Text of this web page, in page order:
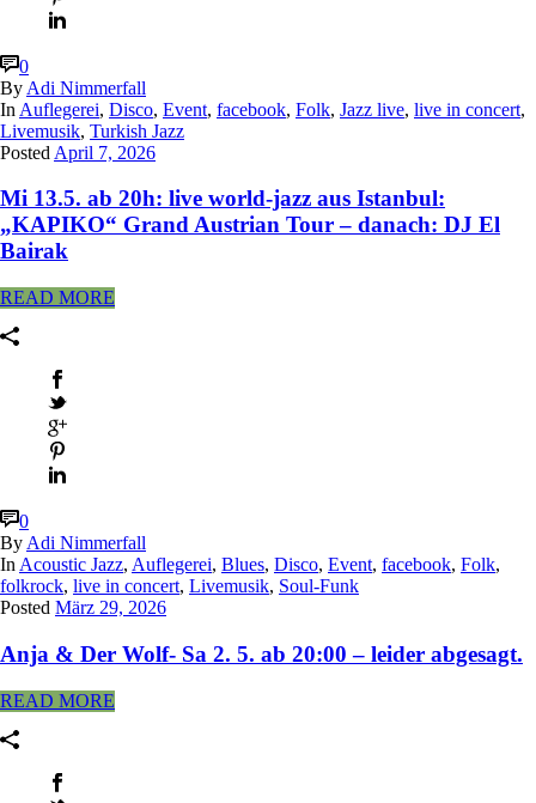
0
By Adi Nimmerfall
In Auflegerei, Disco, Event, facebook, Folk, Jazz live, live in concert,
Livemusik, Turkish Jazz
Posted April 7, 2026
Mi 13.5. ab 20h: live world-jazz aus Istanbul:
„KAPIKO“ Grand Austrian Tour – danach: DJ El
Bairak
READ MORE
0
By Adi Nimmerfall
In Acoustic Jazz, Auflegerei, Blues, Disco, Event, facebook, Folk,
folkrock, live in concert, Livemusik, Soul-Funk
Posted März 29, 2026
Anja & Der Wolf- Sa 2. 5. ab 20:00 – leider abgesagt.
READ MORE